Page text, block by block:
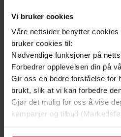
Vi bruker cookies
Våre nettsider benytter
bruker cookies til:
Nødvendige funksjoner på
Forbedrer opplevelsen din på
Gir oss en bedre forståelse for
brukt, slik at vi kan forbedre
Gjør det mulig for oss å vise
kampanjer og tilbud
199,-
Minnesota
Jo Nesbø
EBOK